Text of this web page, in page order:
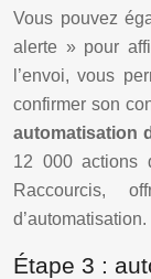
Vous pouvez
alerte » pour
l’envoi, vous
confirmer son
automatisation
12 000 actions
Raccourcis,
d’automatisation.
Étape 3 :